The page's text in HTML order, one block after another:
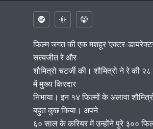
फिल्म जगत की एक मशहूर ‘एक्टर-
सत्यजीत रे और
शौमित्रो चटर्जी की। शौमित्रो ने रे की
में मुख्य किरदार
निभाया। इन १४ फिल्मों के अलावा
बहुत कुछ किया। अपने
६० साल के करियर में उन्होंने पुरे ३००